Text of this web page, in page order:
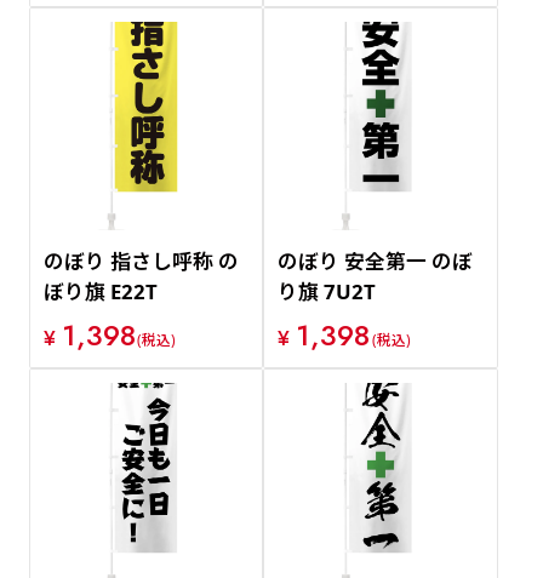
のぼり 指さし呼称 の
ぼり旗 E22T
¥ 1,398(税込)
のぼり 安全第一 のぼ
り旗 7U2T
¥ 1,398(税込)